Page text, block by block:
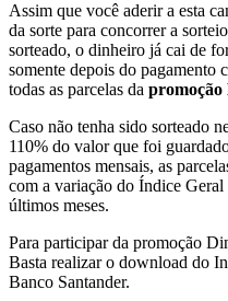
Assim que você aderir a esta
da sorte para concorrer a
sorteado, o dinheiro já cai de
somente depois do pagamento
todas as parcelas da
Caso não tenha sido sorteado
110% do valor que foi
pagamentos mensais, as
com a variação do Índice
últimos meses.
Para participar da promoção
Basta realizar o download do
Banco Santander.